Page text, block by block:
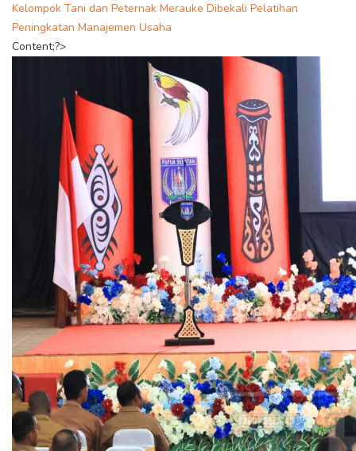
Kelompok Tani dan Peternak Merauke Dibekali Pelatihan
Peningkatan Manajemen Usaha
Content;?>